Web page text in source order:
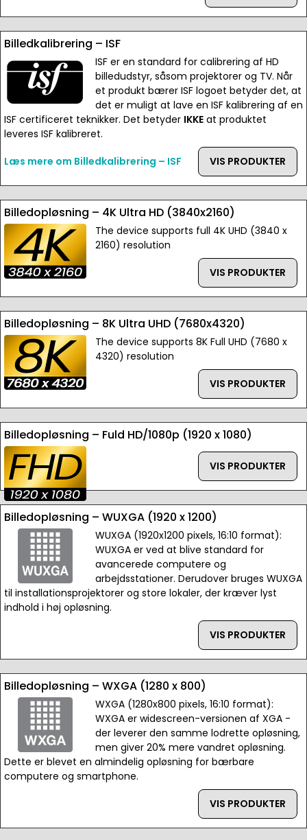
Billedkalibrering – ISF
ISF er en standard for calibrering af HD
billedudstyr, såsom projektorer og TV. Når
et produkt bærer ISF logoet betyder det, at
det er muligt at lave en ISF kalibrering af en
ISF certificeret teknikker. Det betyder IKKE at produktet
leveres ISF kalibreret.
Læs mere om Billedkalibrering – ISF
VIS PRODUKTER
Billedopløsning – 4K Ultra HD (3840x2160)
The device supports full 4K UHD (3840 x
2160) resolution
VIS PRODUKTER
Billedopløsning – 8K Ultra UHD (7680x4320)
The device supports 8K Full UHD (7680 x
4320) resolution
VIS PRODUKTER
Billedopløsning – Fuld HD/1080p (1920 x 1080)
VIS PRODUKTER
Billedopløsning – WUXGA (1920 x 1200)
WUXGA (1920x1200 pixels, 16:10 format):
WUXGA er ved at blive standard for
avancerede computere og
arbejdsstationer. Derudover bruges WUXGA
til installationsprojektorer og store lokaler, der kræver lyst
indhold i høj opløsning.
VIS PRODUKTER
Billedopløsning – WXGA (1280 x 800)
WXGA (1280x800 pixels, 16:10 format):
WXGA er widescreen-versionen af XGA -
der leverer den samme lodrette opløsning,
men giver 20% mere vandret opløsning.
Dette er blevet en almindelig opløsning for bærbare
computere og smartphone.
VIS PRODUKTER